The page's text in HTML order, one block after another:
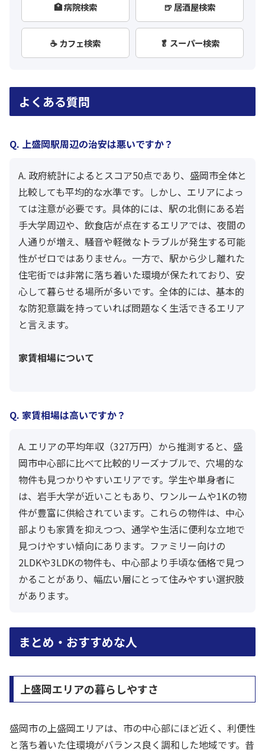
🏥 病院検索 🍺 居酒屋検索
☕ カフェ検索 🥬 スーパー検索
よくある質問
Q. 上盛岡駅周辺の治安は悪いですか？
A. 政府統計によるとスコア50点であり、盛岡市全体と
比較しても平均的な水準です。しかし、エリアによっ
ては注意が必要です。具体的には、駅の北側にある岩
手大学周辺や、飲食店が点在するエリアでは、夜間の
人通りが増え、騒音や軽微なトラブルが発生する可能
性がゼロではありません。一方で、駅から少し離れた
住宅街では非常に落ち着いた環境が保たれており、安
心して暮らせる場所が多いです。全体的には、基本的
な防犯意識を持っていれば問題なく生活できるエリア
と言えます。
家賃相場について
Q. 家賃相場は高いですか？
A. エリアの平均年収（327万円）から推測すると、盛
岡市中心部に比べて比較的リーズナブルで、穴場的な
物件も見つかりやすいエリアです。学生や単身者に
は、岩手大学が近いこともあり、ワンルームや1Kの物
件が豊富に供給されています。これらの物件は、中心
部よりも家賃を抑えつつ、通学や生活に便利な立地で
見つけやすい傾向にあります。ファミリー向けの
2LDKや3LDKの物件も、中心部より手頃な価格で見つ
かることがあり、幅広い層にとって住みやすい選択肢
があります。
まとめ・おすすめな人
上盛岡エリアの暮らしやすさ
盛岡市の上盛岡エリアは、市の中心部にほど近く、利便性
と落ち着いた住環境がバランス良く調和した地域です。昔